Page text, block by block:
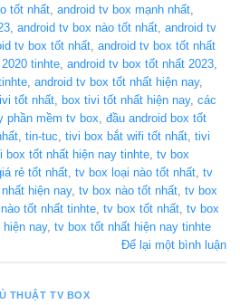
tốt nhất, android tv box mạnh nhất,
, android tv box nào tốt nhất, android tv
tv box tốt nhất, android tv box tốt nhất
tinhte, android tv box tốt nhất 2023,
, android tv box tốt nhất hiện nay,
tốt nhất, box tivi tốt nhất hiện nay, các
phần mềm tv box, đầu android box tốt
, tin-tuc, tivi box bắt wifi tốt nhất, tivi
box tốt nhất hiện nay tinhte, tv box
rẻ tốt nhất, tv box loại nào tốt nhất, tv
hiện nay, tv box nào tốt nhất, tv box
tốt nhất tinhte, tv box tốt nhất, tv box
nay, tv box tốt nhất hiện nay tinhte
Để lại một bình luận
THUẬT TV BOX